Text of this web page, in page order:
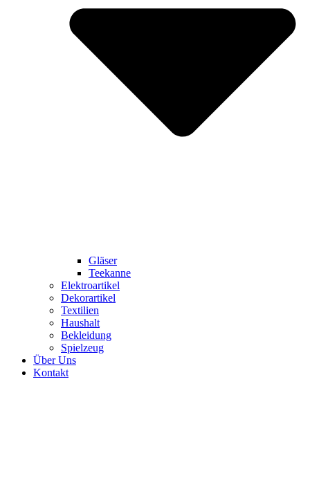
Gläser
Teekanne
Elektroartikel
Dekorartikel
Textilien
Haushalt
Bekleidung
Spielzeug
Über Uns
Kontakt